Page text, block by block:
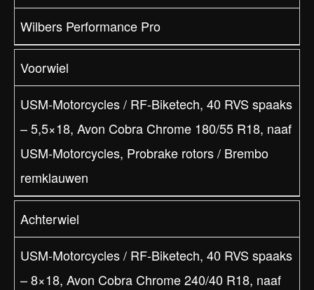
Wilbers Performance Pro
Voorwiel
USM-Motorcycles / RF-Biketech, 40 RVS spaaks
– 5,5×18, Avon Cobra Chrome 180/55 R18, naaf
USM-Motorcycles, Probrake rotors / Brembo
remklauwen
Achterwiel
USM-Motorcycles / RF-Biketech, 40 RVS spaaks
– 8×18, Avon Cobra Chrome 240/40 R18, naaf